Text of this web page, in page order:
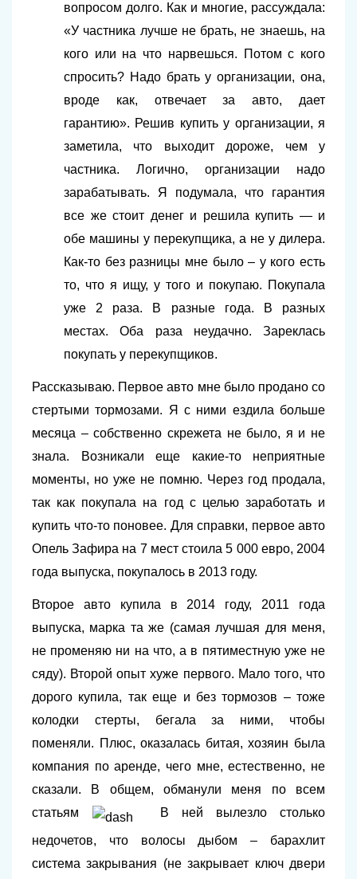
вопросом долго. Как и многие, рассуждала:
«У частника лучше не брать, не знаешь, на
кого или на что нарвешься. Потом с кого
спросить? Надо брать у организации, она,
вроде как, отвечает за авто, дает
гарантию». Решив купить у организации, я
заметила, что выходит дороже, чем у
частника. Логично, организации надо
зарабатывать. Я подумала, что гарантия
все же стоит денег и решила купить — и
обе машины у перекупщика, а не у дилера.
Как-то без разницы мне было – у кого есть
то, что я ищу, у того и покупаю. Покупала
уже 2 раза. В разные года. В разных
местах. Оба раза неудачно. Зареклась
покупать у перекупщиков.
Рассказываю. Первое авто мне было продано со
стертыми тормозами. Я с ними ездила больше
месяца – собственно скрежета не было, я и не
знала. Возникали еще какие-то неприятные
моменты, но уже не помню. Через год продала,
так как покупала на год с целью заработать и
купить что-то поновее. Для справки, первое авто
Опель Зафира на 7 мест стоила 5 000 евро, 2004
года выпуска, покупалось в 2013 году.
Второе авто купила в 2014 году, 2011 года
выпуска, марка та же (самая лучшая для меня,
не променяю ни на что, а в пятиместную уже не
сяду). Второй опыт хуже первого. Мало того, что
дорого купила, так еще и без тормозов – тоже
колодки стерты, бегала за ними, чтобы
поменяли. Плюс, оказалась битая, хозяин была
компания по аренде, чего мне, естественно, не
сказали. В общем, обманули меня по всем
статьям
В ней вылезло столько
недочетов, что волосы дыбом – барахлит
система закрывания (не закрывает ключ двери